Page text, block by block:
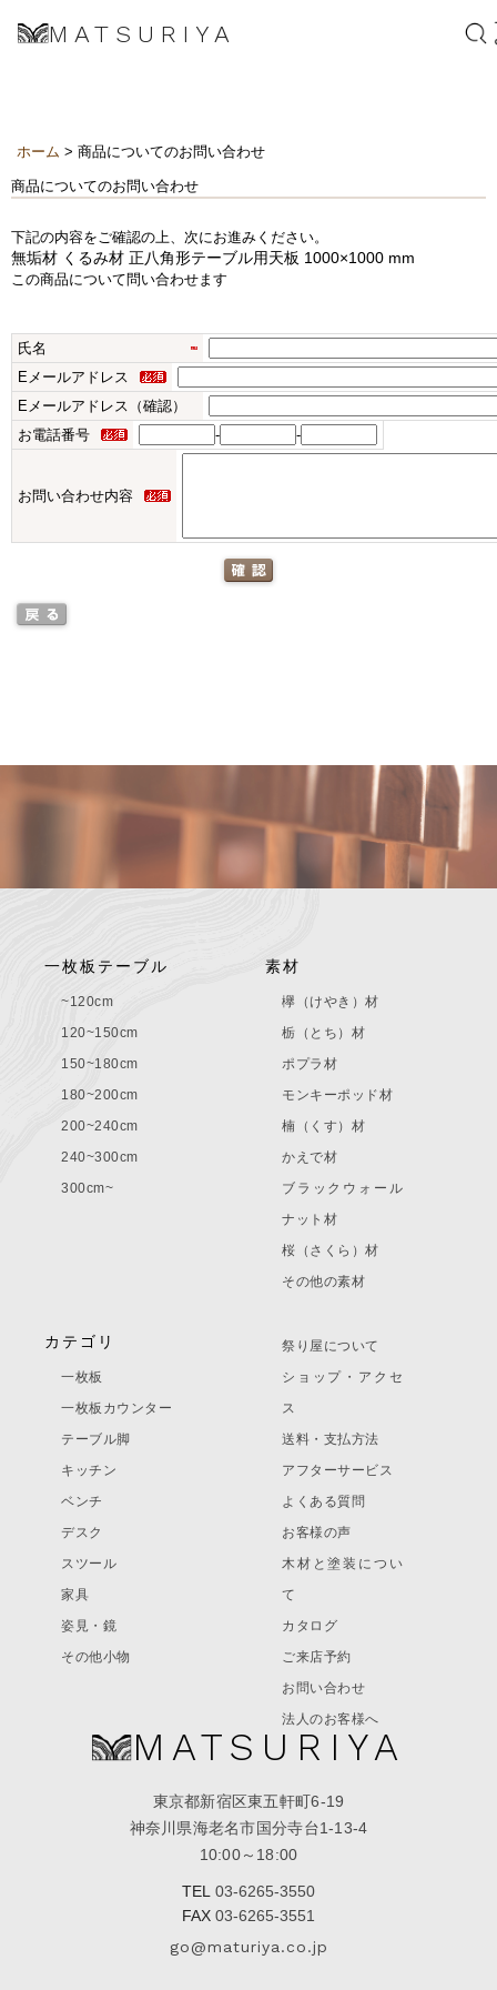
MATSURIYA
ホーム > 商品についてのお問い合わせ
商品についてのお問い合わせ
下記の内容をご確認の上、次にお進みください。
無垢材 くるみ材 正八角形テーブル用天板 1000×1000 mm
この商品について問い合わせます
氏名
Eメールアドレス
Eメールアドレス（確認）
お電話番号
- -
お問い合わせ内容
MATSURIYA
東京都新宿区東五軒町6-19
神奈川県海老名市国分寺台1-13-4
10:00～18:00
TEL 03-6265-3550
FAX 03-6265-3551
go@maturiya.co.jp
一枚板テーブル
~120cm
120~150cm
150~180cm
180~200cm
200~240cm
240~300cm
300cm~
素材
欅（けやき）材
栃（とち）材
ポプラ材
モンキーポッド材
楠（くす）材
かえで材
ブラックウォール
ナット材
桜（さくら）材
その他の素材
カテゴリ
一枚板
一枚板カウンター
テーブル脚
キッチン
ベンチ
デスク
スツール
家具
姿見・鏡
その他小物
祭り屋について
ショップ・アクセ
ス
送料・支払方法
アフターサービス
よくある質問
お客様の声
木材と塗装につい
て
カタログ
ご来店予約
お問い合わせ
法人のお客様へ